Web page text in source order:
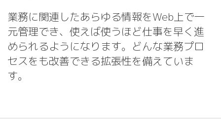
業務に関連したあらゆる情報をWeb上で一
元管理でき、使えば使うほど仕事を早く進
められるようになります。どんな業務プロ
セスをも改善できる拡張性を備えていま
す。